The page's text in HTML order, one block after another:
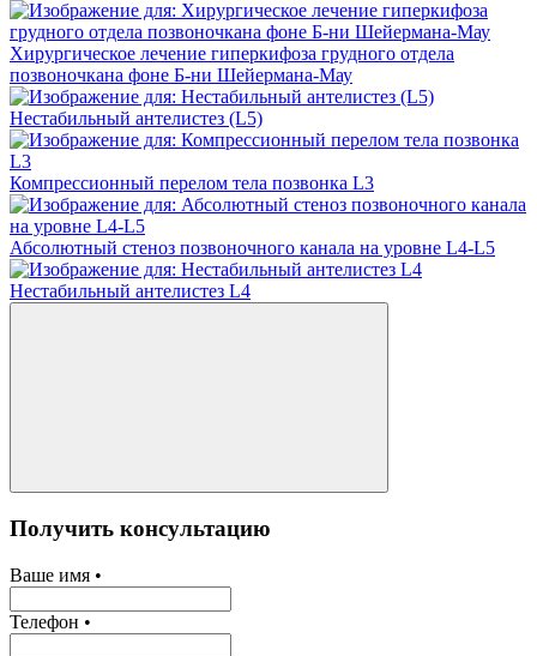
Хирургическое лечение гиперкифоза грудного отдела
позвоночкана фоне Б-ни Шейермана-Мау
Нестабильный антелистез (L5)
Компрессионный перелом тела позвонка L3
Абсолютный стеноз позвоночного канала на уровне L4-L5
Нестабильный антелистез L4
Получить консультацию
Ваше имя •
Телефон •